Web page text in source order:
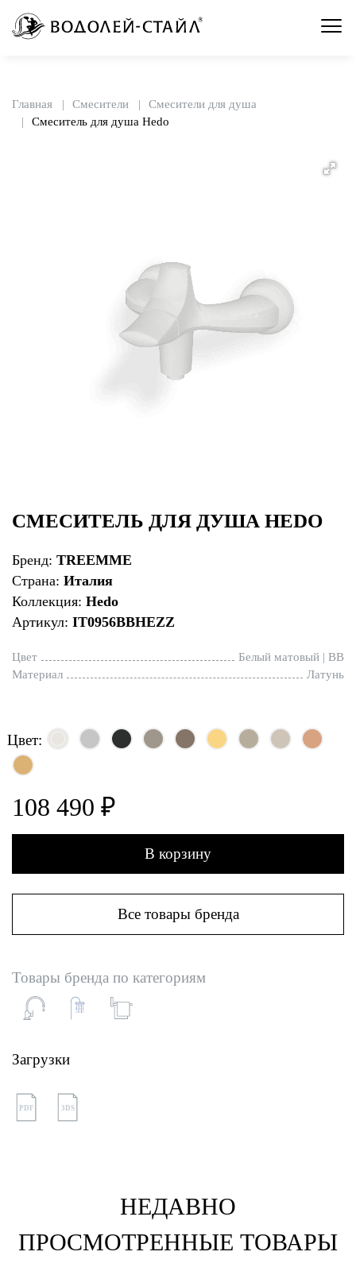
Главная Смесители
Смесители для душа
Смеситель для душа Hedo
СМЕСИТЕЛЬ ДЛЯ ДУША HEDO
Бренд: TREEMME
Страна: Италия
Коллекция: Hedo
Артикул: IT0956BBHEZZ
Цвет
Белый матовый | BB
Материал
Латунь
Цвет:
108 490 ₽
В корзину
Все товары бренда
Товары бренда по категориям
Загрузки
PDF 3DS
НЕДАВНО
ПРОСМОТРЕННЫЕ ТОВАРЫ